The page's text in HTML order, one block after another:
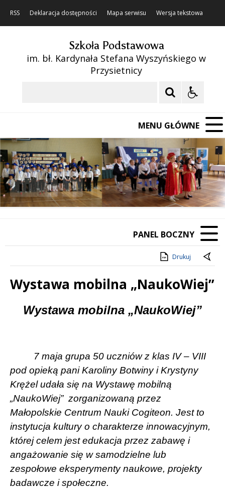
RSS Deklaracja dostępności Mapa serwisu Wersja tekstowa
Szkoła Podstawowa
im. bł. Kardynała Stefana Wyszyńskiego w
Przysietnicy
MENU GŁÓWNE
Poprzedni Element
Następny Element
❚❚
PANEL BOCZNY
Drukuj
Wystawa mobilna „NaukoWiej”
Treść
Wystawa mobilna „NaukoWiej”
7 maja grupa 50 uczniów z klas IV – VIII
pod opieką pani Karoliny Botwiny i Krystyny
Krężel udała się na Wystawę mobilną
„NaukoWiej” zorganizowaną przez
Małopolskie Centrum Nauki Cogiteon. Jest to
instytucja kultury o charakterze innowacyjnym,
której celem jest edukacja przez zabawę i
angażowanie się w samodzielne lub
zespołowe eksperymenty naukowe, projekty
badawcze i społeczne.